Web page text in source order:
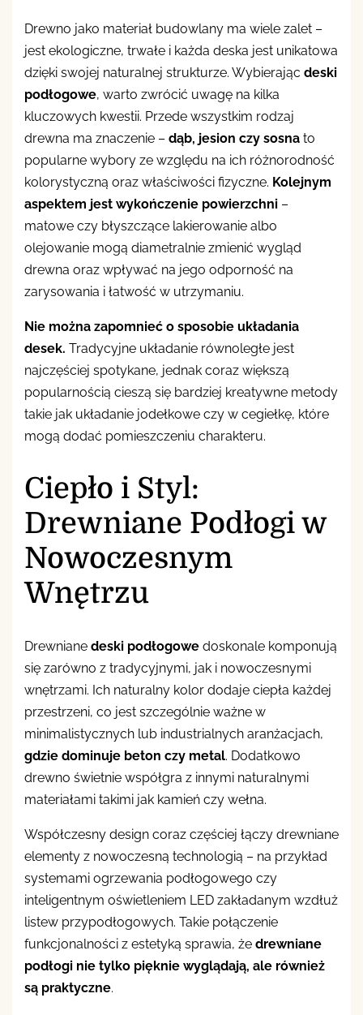
Drewno jako materiał budowlany ma wiele zalet –
jest ekologiczne, trwałe i każda deska jest unikatowa
dzięki swojej naturalnej strukturze. Wybierając deski
podłogowe, warto zwrócić uwagę na kilka
kluczowych kwestii. Przede wszystkim rodzaj
drewna ma znaczenie – dąb, jesion czy sosna to
popularne wybory ze względu na ich różnorodność
kolorystyczną oraz właściwości fizyczne. Kolejnym
aspektem jest wykończenie powierzchni –
matowe czy błyszczące lakierowanie albo
olejowanie mogą diametralnie zmienić wygląd
drewna oraz wpływać na jego odporność na
zarysowania i łatwość w utrzymaniu.
Nie można zapomnieć o sposobie układania
desek. Tradycyjne układanie równoległe jest
najczęściej spotykane, jednak coraz większą
popularnością cieszą się bardziej kreatywne metody
takie jak układanie jodełkowe czy w cegiełkę, które
mogą dodać pomieszczeniu charakteru.
Ciepło i Styl:
Drewniane Podłogi w
Nowoczesnym
Wnętrzu
Drewniane deski podłogowe doskonale komponują
się zarówno z tradycyjnymi, jak i nowoczesnymi
wnętrzami. Ich naturalny kolor dodaje ciepła każdej
przestrzeni, co jest szczególnie ważne w
minimalistycznych lub industrialnych aranżacjach,
gdzie dominuje beton czy metal. Dodatkowo
drewno świetnie współgra z innymi naturalnymi
materiałami takimi jak kamień czy wełna.
Współczesny design coraz częściej łączy drewniane
elementy z nowoczesną technologią – na przykład
systemami ogrzewania podłogowego czy
inteligentnym oświetleniem LED zakładanym wzdłuż
listew przypodłogowych. Takie połączenie
funkcjonalności z estetyką sprawia, że drewniane
podłogi nie tylko pięknie wyglądają, ale również
są praktyczne.